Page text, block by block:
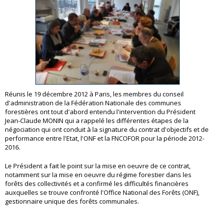
Réunis le 19 décembre 2012 à Paris, les membres du conseil
d'administration de la Fédération Nationale des communes
forestières ont tout d'abord entendu l'intervention du Président
Jean-Claude MONIN qui a rappelé les différentes étapes de la
négociation qui ont conduit à la signature du contrat d'objectifs et de
performance entre l'Etat, l'ONF et la FNCOFOR pour la période 2012-
2016.
Le Président a fait le point sur la mise en oeuvre de ce contrat,
notamment sur la mise en oeuvre du régime forestier dans les
forêts des collectivités et a confirmé les difficultés financières
auxquelles se trouve confronté l'Office National des Forêts (ONF),
gestionnaire unique des forêts communales.